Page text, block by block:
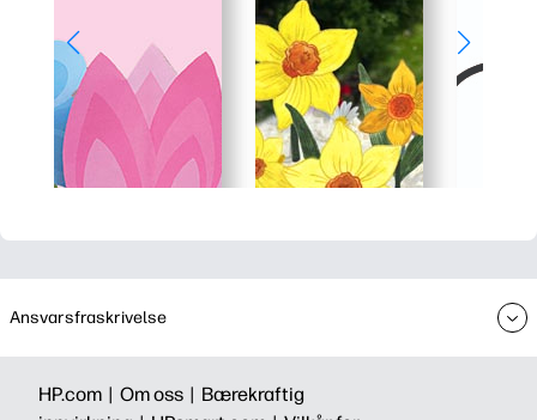
Ansvarsfraskrivelse
HP.com | Om oss | Bærekraftig